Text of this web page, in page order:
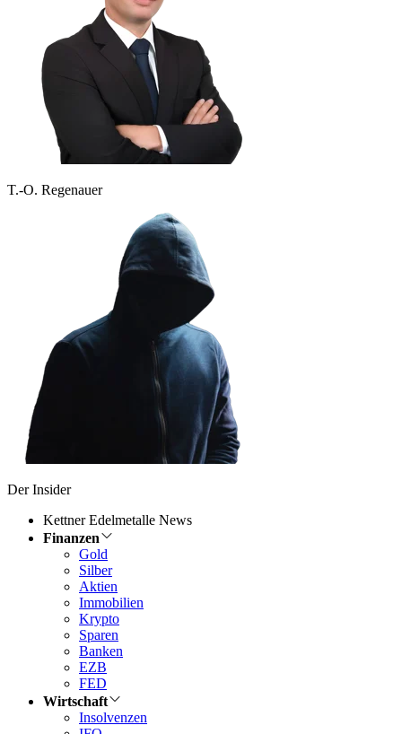
T.-O. Regenauer
Der Insider
Kettner Edelmetalle News
Finanzen
Gold
Silber
Aktien
Immobilien
Krypto
Sparen
Banken
EZB
FED
Wirtschaft
Insolvenzen